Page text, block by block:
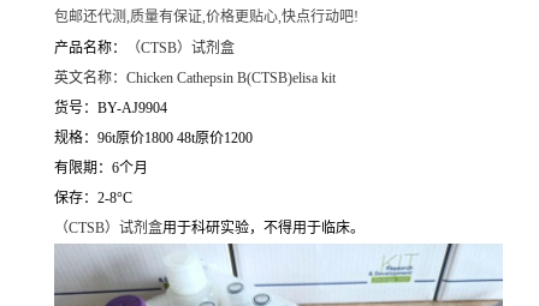
包邮还代测,质量有保证,价格更贴心,快点行动吧!
产品名称：
（CTSB）试剂盒
英文名称： Chicken Cathepsin B(CTSB)elisa kit
货号：BY-AJ9904
规格：96t原价1800 48t原价1200
有限期：6个月
保存：2-8°C
（CTSB）试剂盒用于科研实验，不得用于临床。